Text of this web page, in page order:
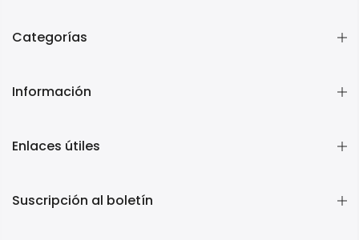
Categorías
Información
Enlaces útiles
Suscripción al boletín